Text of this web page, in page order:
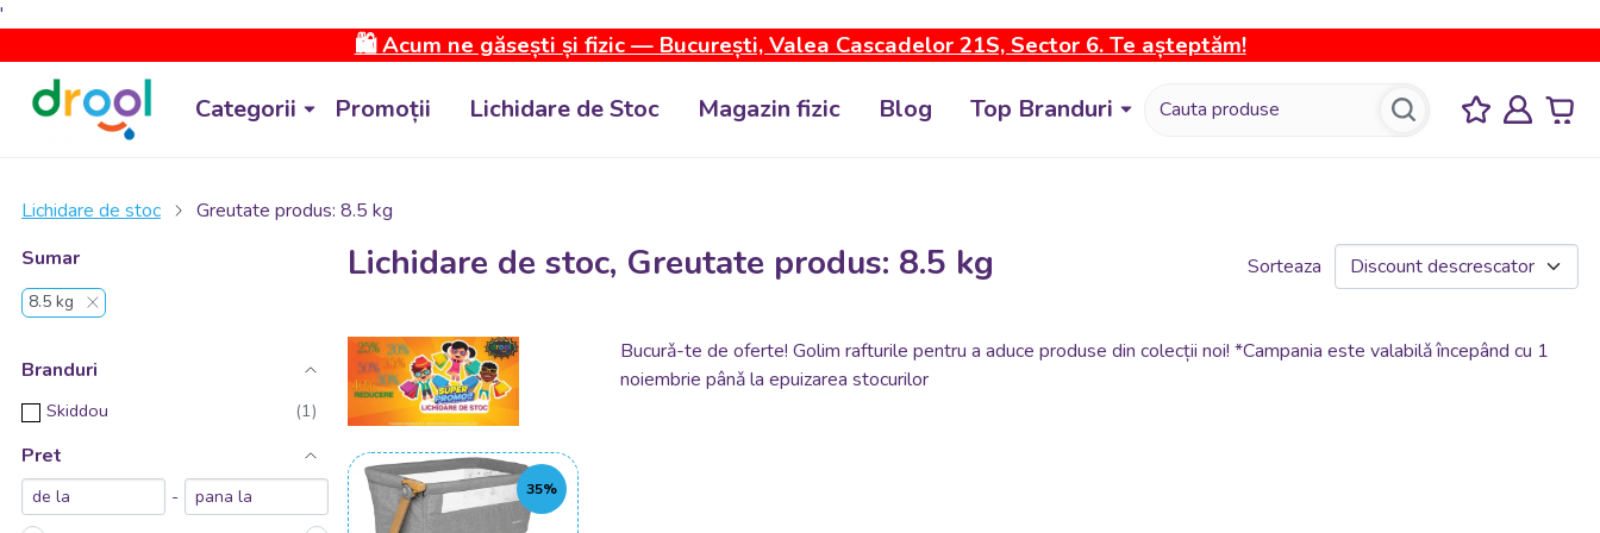
'
🛍️ Acum ne găsești și fizic — București, Valea Cascadelor 21S, Sector 6. Te așteptăm!
Categorii Promoții Lichidare de Stoc Magazin fizic Blog Top Branduri
Lichidare de stoc
Greutate produs: 8.5 kg
Sumar
8.5 kg
Branduri
Skiddou
Pret
-
Lichidare de stoc, Greutate produs: 8.5 kg Sorteaza
Bucurǎ-te de oferte! Golim rafturile pentru a aduce produse din colecții noi! *Campania este valabilǎ începând cu 1
noiembrie pânǎ la epuizarea stocurilor
35%